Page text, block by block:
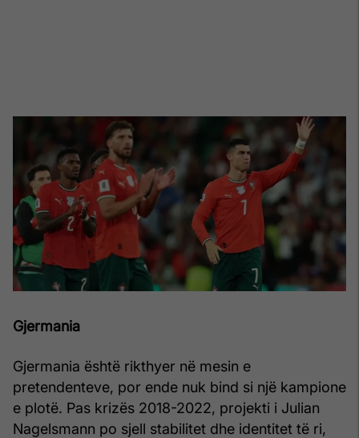
Gjermania
Gjermania është rikthyer në mesin e
pretendenteve, por ende nuk bind si një kampione
e plotë. Pas krizës 2018-2022, projekti i Julian
Nagelsmann po sjell stabilitet dhe identitet të ri,